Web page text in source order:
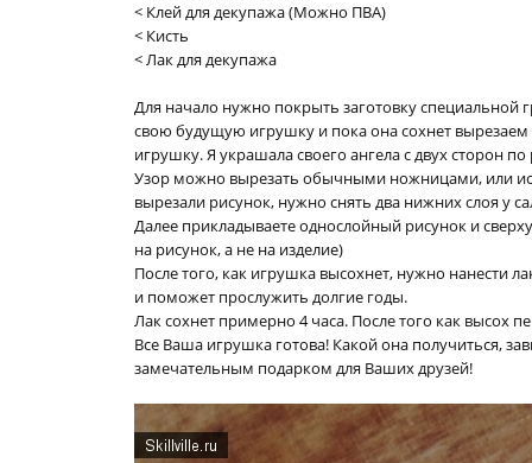
< Клей для декупажа (Можно ПВА)
< Кисть
< Лак для декупажа
Для начало нужно покрыть заготовку специальной
свою будущую игрушку и пока она сохнет
игрушку. Я украшала своего ангела с двух сторон
Узор можно вырезать обычными ножницами, или
вырезали рисунок, нужно снять два нижних слоя у
Далее прикладываете однослойный рисунок и
на рисунок, а не на изделие)
После того, как игрушка высохнет, нужно нанести
и поможет прослужить долгие годы.
Лак сохнет примерно 4 часа. После того как
Все Ваша игрушка готова! Какой она получиться,
замечательным подарком для Ваших друзей!